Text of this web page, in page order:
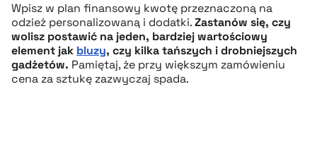
Wpisz w plan finansowy kwotę przeznaczoną na
odzież personalizowaną i dodatki.Zastanów się, czy
wolisz postawić na jeden, bardziej wartościowy
element jak bluzy, czy kilka tańszych i drobniejszych
gadżetów. Pamiętaj, że przy większym zamówieniu
cena za sztukę zazwyczaj spada.